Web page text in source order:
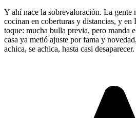
Y ahí nace la sobrevaloración. La gente
cocinan en coberturas y distancias, y
toque: mucha bulla previa, pero manda
casa ya metió ajuste por fama y
achica, se achica, hasta casi desaparecer.